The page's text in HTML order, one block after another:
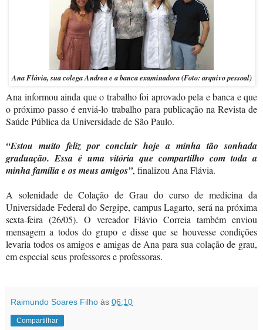
Ana Flávia, sua colega Andrea e a banca examinadora (Foto: arquivo pessoal)
Ana informou ainda que o trabalho foi aprovado pela e banca e que
o próximo passo é enviá-lo trabalho para publicação na Revista de
Saúde Pública da Universidade de São Paulo.
“Estou muito feliz por concluir hoje a minha tão sonhada
graduação. Essa é uma vitória que compartilho com toda a
minha família e os meus amigos”, finalizou Ana Flávia.
A solenidade de Colação de Grau do curso de medicina da
Universidade Federal do Sergipe, campus Lagarto, será na próxima
sexta-feira (26/05). O vereador Flávio Correia também enviou
mensagem a todos do grupo e disse que se houvesse condições
levaria todos os amigos e amigas de Ana para sua colação de grau,
em especial seus professores e professoras.
Raimundo Soares Filho às 06:10
Compartilhar